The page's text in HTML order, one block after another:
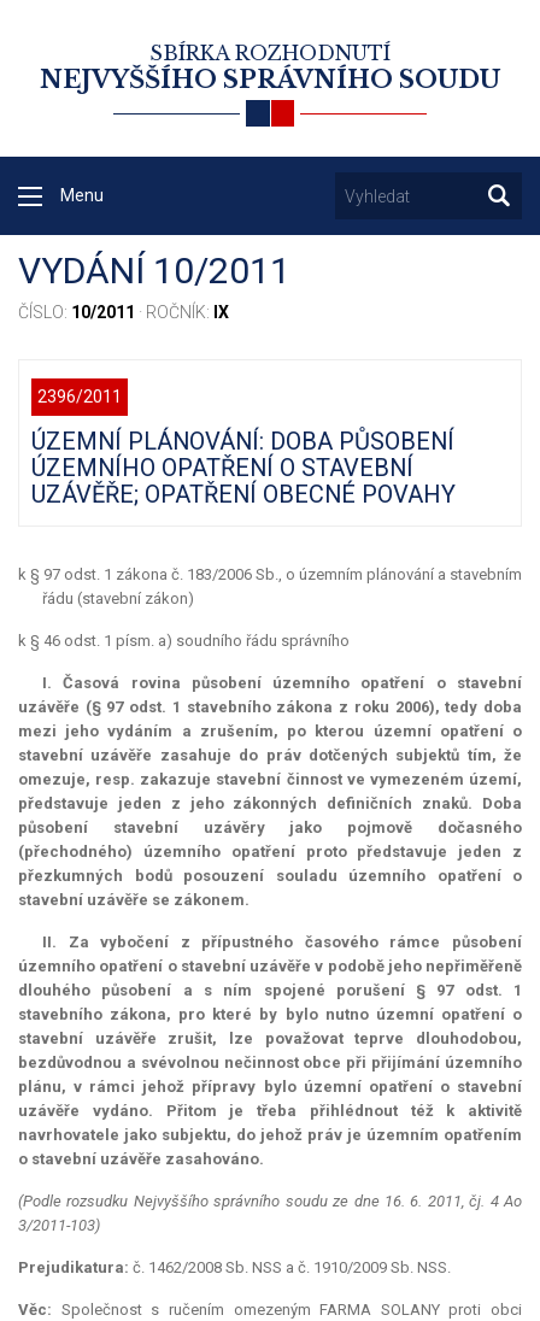
SBÍRKA ROZHODNUTÍ
NEJVYŠŠÍHO SPRÁVNÍHO SOUDU
Menu
VYDÁNÍ 10/2011
ČÍSLO: 10/2011 · ROČNÍK: IX
2396/2011
ÚZEMNÍ PLÁNOVÁNÍ: DOBA PŮSOBENÍ
ÚZEMNÍHO OPATŘENÍ O STAVEBNÍ
UZÁVĚŘE; OPATŘENÍ OBECNÉ POVAHY
k § 97 odst. 1 zákona č. 183/2006 Sb., o územním plánování a stavebním
řádu (stavební zákon)
k § 46 odst. 1 písm. a) soudního řádu správního
I. Časová rovina působení územního opatření o stavební
uzávěře (§ 97 odst. 1 stavebního zákona z roku 2006), tedy doba
mezi jeho vydáním a zrušením, po kterou územní opatření o
stavební uzávěře zasahuje do práv dotčených subjektů tím, že
omezuje, resp. zakazuje stavební činnost ve vymezeném území,
představuje jeden z jeho zákonných definičních znaků. Doba
působení stavební uzávěry jako pojmově dočasného
(přechodného) územního opatření proto představuje jeden z
přezkumných bodů posouzení souladu územního opatření o
stavební uzávěře se zákonem.
II. Za vybočení z přípustného časového rámce působení
územního opatření o stavební uzávěře v podobě jeho nepřiměřeně
dlouhého působení a s ním spojené porušení § 97 odst. 1
stavebního zákona, pro které by bylo nutno územní opatření o
stavební uzávěře zrušit, lze považovat teprve dlouhodobou,
bezdůvodnou a svévolnou nečinnost obce při přijímání územního
plánu, v rámci jehož přípravy bylo územní opatření o stavební
uzávěře vydáno. Přitom je třeba přihlédnout též k aktivitě
navrhovatele jako subjektu, do jehož práv je územním opatřením
o stavební uzávěře zasahováno.
(Podle rozsudku Nejvyššího správního soudu ze dne 16. 6. 2011, čj. 4 Ao
3/2011-103)
Prejudikatura: č. 1462/2008 Sb. NSS a č. 1910/2009 Sb. NSS.
Věc: Společnost s ručením omezeným FARMA SOLANY proti obci